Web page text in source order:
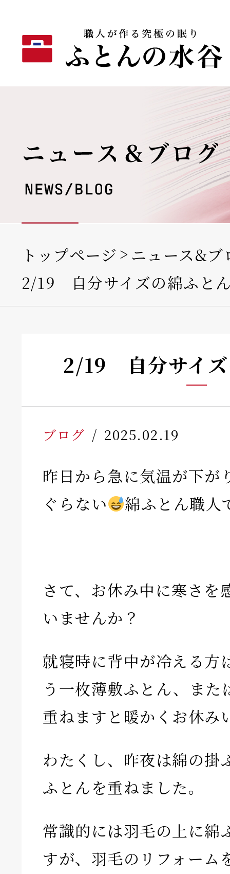
トップページ
ニュース&ブ
2/19 自分サイズの綿ふと
2/19 自分サイズ
ブログ 2025.02.19
昨日から急に気温が下が
ぐらない
綿ふとん職人
さて、お休み中に寒さを
いませんか？
就寝時に背中が冷える方
う一枚薄敷ふとん、また
重ねますと暖かくお休み
わたくし、昨夜は綿の掛
ふとんを重ねました。
常識的には羽毛の上に綿
すが、羽毛のリフォーム